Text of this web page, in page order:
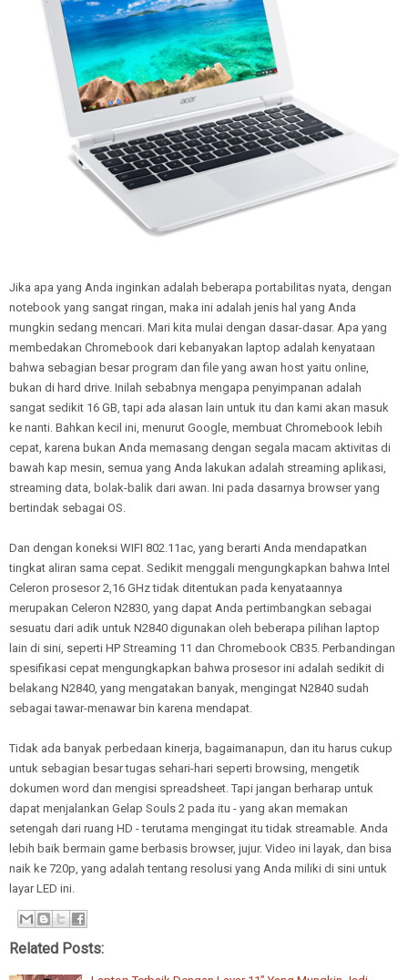
Jika apa yang Anda inginkan adalah beberapa portabilitas nyata, dengan
notebook yang sangat ringan, maka ini adalah jenis hal yang Anda
mungkin sedang mencari. Mari kita mulai dengan dasar-dasar. Apa yang
membedakan Chromebook dari kebanyakan laptop adalah kenyataan
bahwa sebagian besar program dan file yang awan host yaitu online,
bukan di hard drive. Inilah sebabnya mengapa penyimpanan adalah
sangat sedikit 16 GB, tapi ada alasan lain untuk itu dan kami akan masuk
ke nanti. Bahkan kecil ini, menurut Google, membuat Chromebook lebih
cepat, karena bukan Anda memasang dengan segala macam aktivitas di
bawah kap mesin, semua yang Anda lakukan adalah streaming aplikasi,
streaming data, bolak-balik dari awan. Ini pada dasarnya browser yang
bertindak sebagai OS.
Dan dengan koneksi WIFI 802.11ac, yang berarti Anda mendapatkan
tingkat aliran sama cepat. Sedikit menggali mengungkapkan bahwa Intel
Celeron prosesor 2,16 GHz tidak ditentukan pada kenyataannya
merupakan Celeron N2830, yang dapat Anda pertimbangkan sebagai
sesuatu dari adik untuk N2840 digunakan oleh beberapa pilihan laptop
lain di sini, seperti HP Streaming 11 dan Chromebook CB35. Perbandingan
spesifikasi cepat mengungkapkan bahwa prosesor ini adalah sedikit di
belakang N2840, yang mengatakan banyak, mengingat N2840 sudah
sebagai tawar-menawar bin karena mendapat.
Tidak ada banyak perbedaan kinerja, bagaimanapun, dan itu harus cukup
untuk sebagian besar tugas sehari-hari seperti browsing, mengetik
dokumen word dan mengisi spreadsheet. Tapi jangan berharap untuk
dapat menjalankan Gelap Souls 2 pada itu - yang akan memakan
setengah dari ruang HD - terutama mengingat itu tidak streamable. Anda
lebih baik bermain game berbasis browser, jujur. Video ini layak, dan bisa
naik ke 720p, yang adalah tentang resolusi yang Anda miliki di sini untuk
layar LED ini.
Related Posts: